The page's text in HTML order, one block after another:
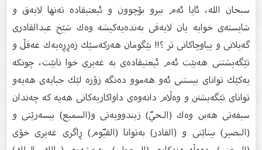
سبحان الله، ئایا ئەم بیرو بۆچوون و ئیعتیقادە تەنها لایەق و
شایستەی خوایە یان لایەقی بەندەیەكیشە وەك شێخ عبدالقادری
گەیلانی و پیاوچاكانی تر ؟!! بێگومان هەركەسێك زەڕڕەیەك عەقڵ و
تێگەیشتنی هەبێت ئەم ئیعتیقادەی بە غەیری خوا نابێت، چونكە
یەكێك توانای بیستنی ئەو هەموو دەنگە زۆرە لێك جیایەی هەیەو
توانای تێگەیشتن و وەڵام دانەوەی داواكاریەكانی هەیە كە چەندان
سیفەتی هەبن وەك (الـحيّ) زیندوویەتی و(السميع) بیسەرێتی و
(البصير) بیناێتی و (القادر) بەتوانا (القيّوم) ڕاگری غەیری خۆی